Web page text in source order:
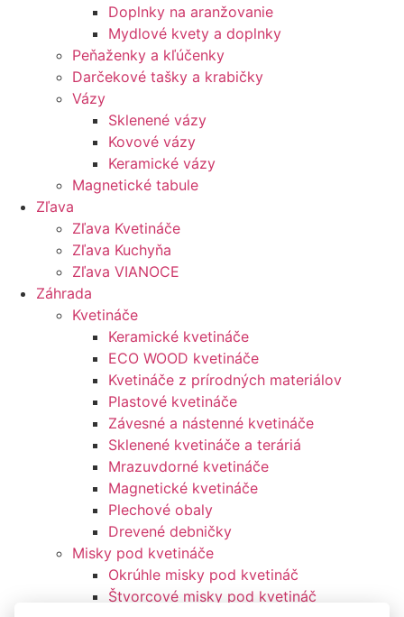
Doplnky na aranžovanie
Mydlové kvety a doplnky
Peňaženky a kľúčenky
Darčekové tašky a krabičky
Vázy
Sklenené vázy
Kovové vázy
Keramické vázy
Magnetické tabule
Zľava
Zľava Kvetináče
Zľava Kuchyňa
Zľava VIANOCE
Záhrada
Kvetináče
Keramické kvetináče
ECO WOOD kvetináče
Kvetináče z prírodných materiálov
Plastové kvetináče
Závesné a nástenné kvetináče
Sklenené kvetináče a teráriá
Mrazuvdorné kvetináče
Magnetické kvetináče
Plechové obaly
Drevené debničky
Misky pod kvetináče
Okrúhle misky pod kvetináč
Štvorcové misky pod kvetináč